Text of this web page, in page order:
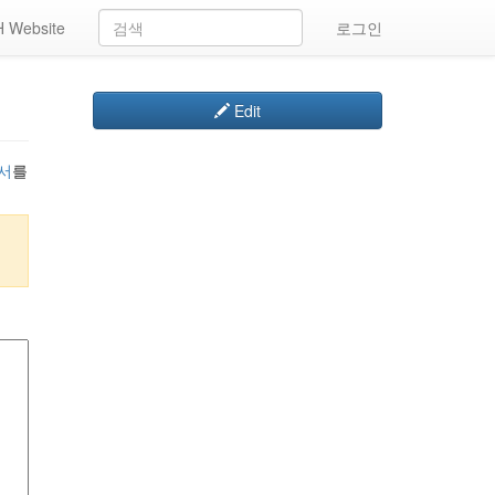
로그인
Website
를
Edit